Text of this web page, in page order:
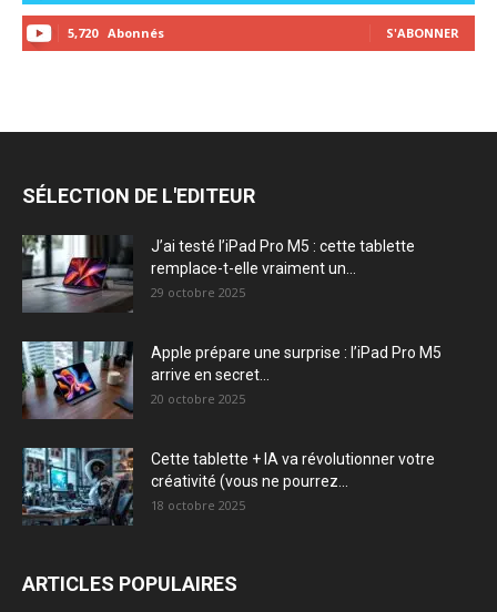
5,720 Abonnés S'ABONNER
SÉLECTION DE L'EDITEUR
J’ai testé l’iPad Pro M5 : cette tablette
remplace-t-elle vraiment un...
29 octobre 2025
Apple prépare une surprise : l’iPad Pro M5
arrive en secret...
20 octobre 2025
Cette tablette + IA va révolutionner votre
créativité (vous ne pourrez...
18 octobre 2025
ARTICLES POPULAIRES